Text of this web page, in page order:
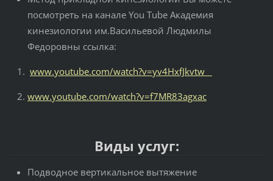
посмотреть на канале You Tube Академия
кинезиологии им.Васильевой Людмилы
Федоровны ссылка:
www.youtube.com/watch?v=yv4HxfJkvtw
www.youtube.com/watch?v=f7MR83agxac
Виды услуг:
Подводное вертикальное вытяжение